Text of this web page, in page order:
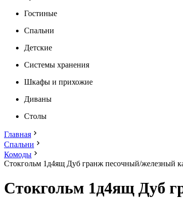
Гостиные
Спальни
Детские
Системы хранения
Шкафы и прихожие
Диваны
Столы
Главная
Спальни
Комоды
Стокгольм 1д4ящ Дуб гранж песочный/железный
Стокгольм 1д4ящ Дуб